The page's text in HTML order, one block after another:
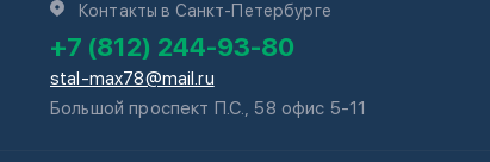
Контакты в Санкт-Петербурге
+7 (812) 244-93-80
stal-max78@mail.ru
Большой проспект П.С., 58 офис 5-11